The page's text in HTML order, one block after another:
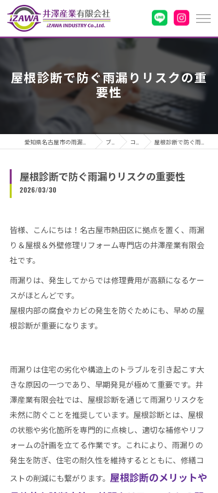
屋根診断で防ぐ雨漏りリスクの重
要性
ブログ コラム 屋根診断で防ぐ雨漏りリスクの重要性
屋根診断で防ぐ雨漏りリスクの重要性
2026/03/30
皆様、こんにちは！名古屋市熱田区に拠点を置く、雨漏
り＆屋根＆外壁修理リフォーム専門店の井澤産業有限会
社です。
雨漏りは、発生してからでは修理費用が高額になるケー
スがほとんどです。
屋根内部の腐食やカビの発生を防ぐためにも、早めの屋
根診断が重要になります。
雨漏りは住宅の劣化や構造上のトラブルを引き起こす大
きな原因の一つであり、早期発見が極めて重要です。井
澤産業有限会社では、屋根診断を通じて雨漏りリスクを
未然に防ぐことを推奨しています。屋根診断とは、屋根
の状態や劣化箇所を専門的に点検し、適切な補修やリフ
ォームの計画を立てる作業です。これにより、雨漏りの
発生を防ぎ、住宅の耐久性を維持するとともに、修繕コ
ストの削減にも繋がります。 屋根診断のメリットや